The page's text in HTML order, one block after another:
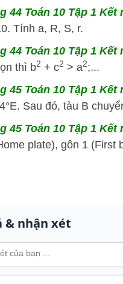
44 Toán 10 Tập 1
Tính a, R, S, r.
44 Toán 10 Tập 1
thì b2 + c2 > a2;...
45 Toán 10 Tập 1
Sau đó, tàu B
45 Toán 10 Tập 1
plate), gôn 1 (First
& nhận xét